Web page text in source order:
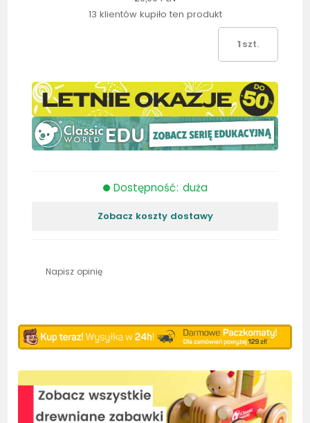
13 klientów kupiło ten produkt
szt.
Dostępność: duża
Zobacz koszty dostawy
Napisz opinię